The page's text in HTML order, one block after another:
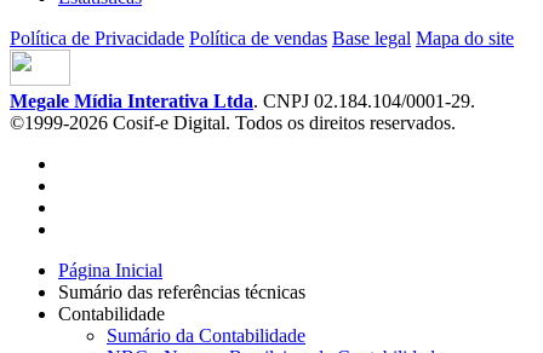
Política de Privacidade Política de vendas Base legal Mapa do site
Megale Mídia Interativa Ltda. CNPJ 02.184.104/0001-29.
©1999-2026 Cosif-e Digital. Todos os direitos reservados.
Página Inicial
Sumário das referências técnicas
Contabilidade
Sumário da Contabilidade